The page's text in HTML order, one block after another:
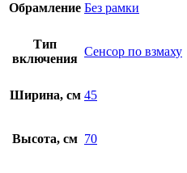
Обрамление Без рамки
Тип
включения
Сенсор по взмаху
Ширина, см 45
Высота, см 70